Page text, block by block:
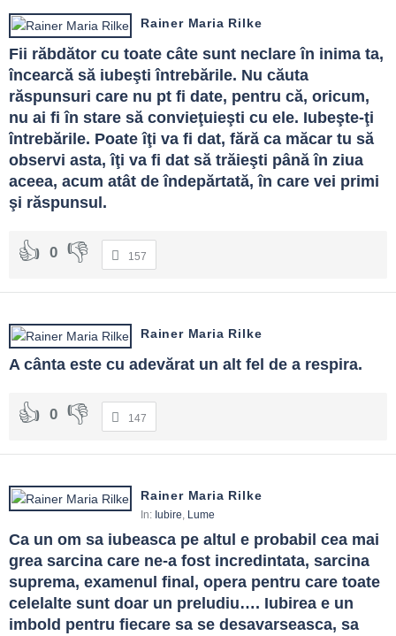
Rainer Maria Rilke
Fii răbdător cu toate câte sunt neclare în inima ta,
încearcă să iubeşti întrebările. Nu căuta
răspunsuri care nu pt fi date, pentru că, oricum,
nu ai fi în stare să convieţuieşti cu ele. Iubeşte-ţi
întrebările. Poate îţi va fi dat, fără ca măcar tu să
observi asta, îţi va fi dat să trăieşti până în ziua
aceea, acum atât de îndepărtată, în care vei primi
şi răspunsul.
0 157
Rainer Maria Rilke
A cânta este cu adevărat un alt fel de a respira.
0 147
Rainer Maria Rilke
In: Iubire, Lume
Ca un om sa iubeasca pe altul e probabil cea mai
grea sarcina care ne-a fost incredintata, sarcina
suprema, examenul final, opera pentru care toate
celelalte sunt doar un preludiu…. Iubirea e un
imbold pentru fiecare sa se desavarseasca, sa